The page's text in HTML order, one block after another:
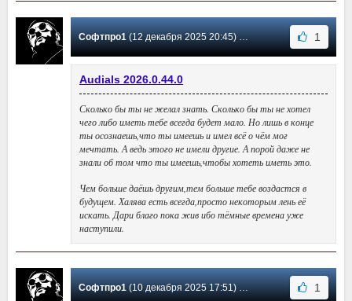
Софтпро1(12 декабря 2025 20:45) Сообщение #206 1
Audials 2026.0.44.0
Сколько бы ты не желал знать. Сколько бы ты не хотел
чего либо иметь тебе всегда будет мало. Но лишь в конце
ты осознаешь,что ты имеешь и имел всё о чём мог
мечтать. А ведь этого не имели другие. А порой даже не
знали об том что ты имеешь,чтобы хотеть иметь это.
Чем больше даёшь другим,тем больше тебе воздастся в
будущем. Халява есть всегда,просто некоторым лень её
искать. Дари благо пока жив ибо тёмные времена уже
наступили.
Софтпро1(10 декабря 2025 17:51) Сообщение #205 1